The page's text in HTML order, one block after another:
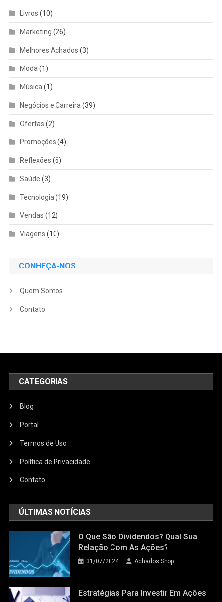
Livros (10)
Marketing (26)
Melhores Achados (3)
Moda(1)
Música(1)
Negócios e Carreira(39)
Ofertas (2)
Promoções (4)
Reflexões (6)
Saúde (3)
Tecnologia(19)
Vendas (12)
Viagens (10)
CONHEÇA-NOS
Quem Somos
Contato
CATEGORIAS
Blog
Portal
Termos de Uso
Política de Privacidade
Contato
ÚLTIMAS NOTÍCIAS
O Que São Dividendos? Qual Sua
Relação Com As Ações?
31/07/2024 Achados.Shop
Estratégias Para Investir Em Ações